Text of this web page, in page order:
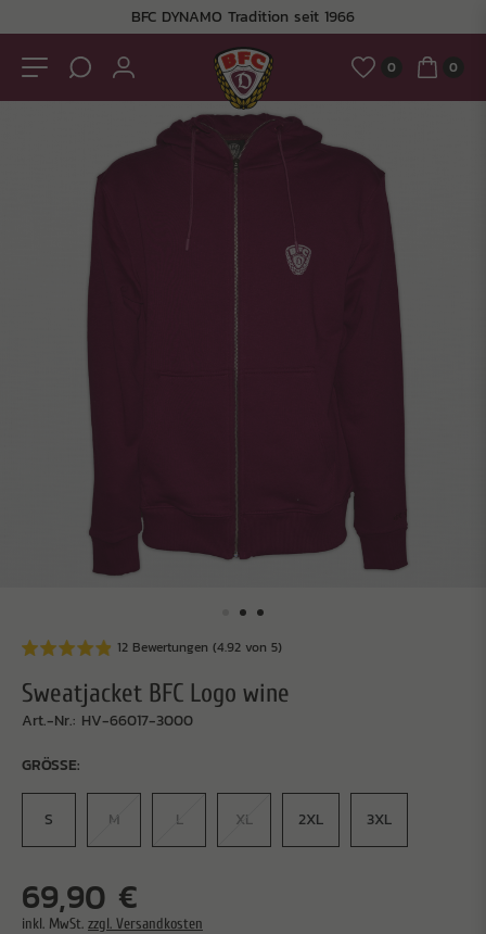
BFC DYNAMO Tradition seit 1966
0 0
12 Bewertungen (4.92 von 5)
Sweatjacket BFC Logo wine
Art.-Nr.: HV-66017-3000
GRÖSSE:
S M L XL 2XL 3XL
69,90 €
inkl. MwSt. zzgl. Versandkosten